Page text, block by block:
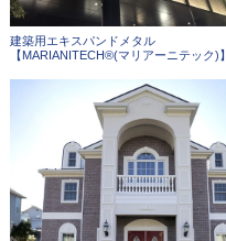
建築用エキスパンドメタル
【MARIANITECH®(マリアーニテック)】